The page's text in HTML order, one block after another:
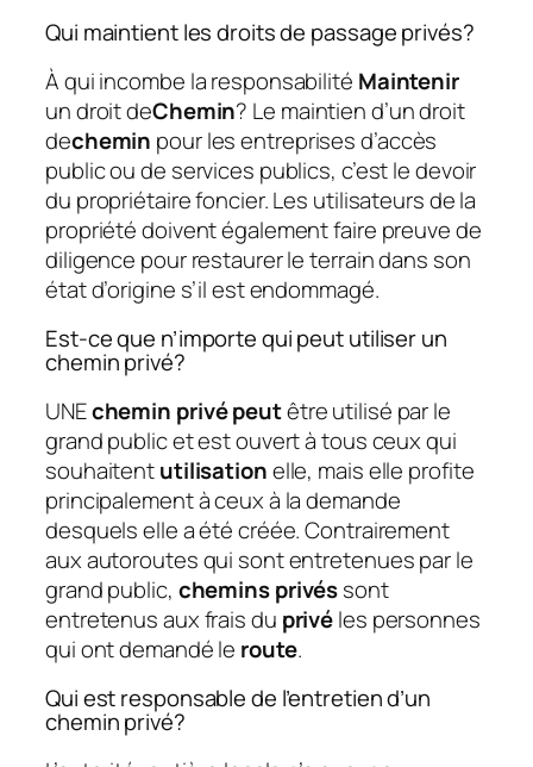
Qui maintient les droits de passage privés?
À qui incombe la responsabilité Maintenir
un droit deChemin? Le maintien d’un droit
dechemin pour les entreprises d’accès
public ou de services publics, c’est le devoir
du propriétaire foncier. Les utilisateurs de la
propriété doivent également faire preuve de
diligence pour restaurer le terrain dans son
état d’origine s’il est endommagé.
Est-ce que n’importe qui peut utiliser un
chemin privé?
UNEchemin privé peutêtre utilisé par le
grand public et est ouvert à tous ceux qui
souhaitentutilisationelle, mais elle profite
principalement à ceux à la demande
desquels elle a été créée. Contrairement
aux autoroutes qui sont entretenues par le
grand public, chemins privéssont
entretenus aux frais du privéles personnes
qui ont demandé le route.
Qui est responsable de l’entretien d’un
chemin privé?